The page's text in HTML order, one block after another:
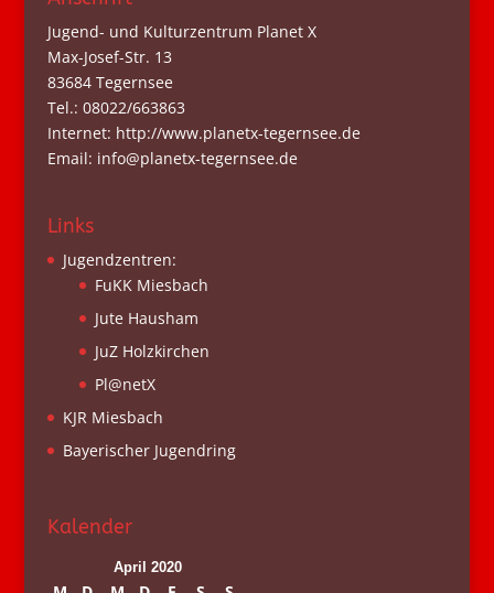
Jugend- und Kulturzentrum Planet X
Max-Josef-Str. 13
83684 Tegernsee
Tel.: 08022/663863
Internet: http://www.planetx-tegernsee.de
Email: info@planetx-tegernsee.de
Links
Jugendzentren:
FuKK Miesbach
Jute Hausham
JuZ Holzkirchen
Pl@netX
KJR Miesbach
Bayerischer Jugendring
Kalender
April 2020